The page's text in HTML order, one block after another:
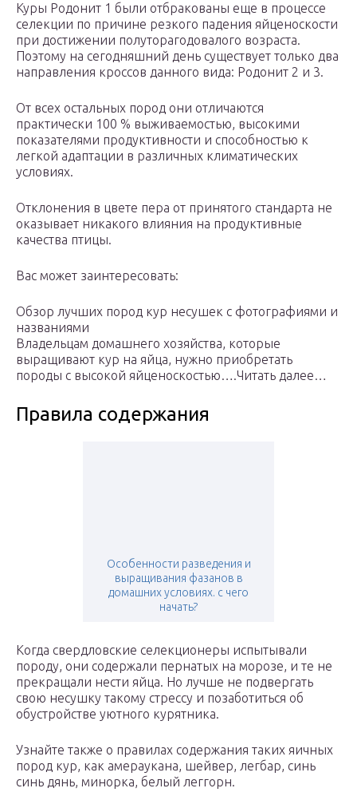
Куры Родонит 1 были отбракованы еще в процессе
селекции по причине резкого падения яйценоскости
при достижении полуторагодовалого возраста.
Поэтому на сегодняшний день существует только два
направления кроссов данного вида: Родонит 2 и 3.
От всех остальных пород они отличаются
практически 100 % выживаемостью, высокими
показателями продуктивности и способностью к
легкой адаптации в различных климатических
условиях.
Отклонения в цвете пера от принятого стандарта не
оказывает никакого влияния на продуктивные
качества птицы.
Вас может заинтересовать:
Обзор лучших пород кур несушек с фотографиями и
названиями
Владельцам домашнего хозяйства, которые
выращивают кур на яйца, нужно приобретать
породы с высокой яйценоскостью….Читать далее…
Правила содержания
Особенности разведения и
выращивания фазанов в
домашних условиях. с чего
начать?
Когда свердловские селекционеры испытывали
породу, они содержали пернатых на морозе, и те не
прекращали нести яйца. Но лучше не подвергать
свою несушку такому стрессу и позаботиться об
обустройстве уютного курятника.
Узнайте также о правилах содержания таких яичных
пород кур, как амераукана, шейвер, легбар, синь
синь дянь, минорка, белый леггорн.